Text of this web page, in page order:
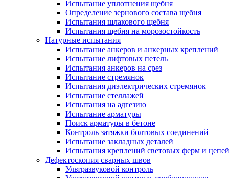
Испытание уплотнения щебня
Определение зернового состава щебня
Испытания шлакового щебня
Испытания щебня на морозостойкость
Натурные испытания
Испытание анкеров и анкерных креплений
Испытание лифтовых петель
Испытания анкеров на срез
Испытание стремянок
Испытания диэлектрических стремянок
Испытание стеллажей
Испытания на адгезию
Испытание арматуры
Поиск арматуры в бетоне
Контроль затяжки болтовых соединений
Испытание закладных деталей
Испытания креплений световых ферм и цепей
Дефектоскопия сварных швов
Ультразвуковой контроль